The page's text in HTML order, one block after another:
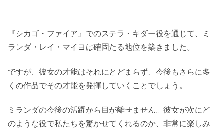
『シカゴ・ファイア』でのステラ・キダー役を通じて、ミ
ランダ・レイ・マイヨは確固たる地位を築きました。
ですが、彼女の才能はそれにとどまらず、今後もさらに多
くの作品でその才能を発揮していくことでしょう。
ミランダの今後の活躍から目が離せません。彼女が次にど
のような役で私たちを驚かせてくれるのか、非常に楽しみ